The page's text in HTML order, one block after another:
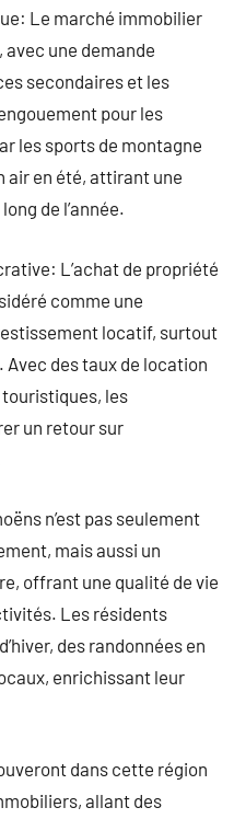
Le marché immobilier
avec une demande
secondaires et les
pour les
les sports de montagne
air en été, attirant une
de l’année.
L’achat de propriété
comme une
locatif, surtout
des taux de location
les
un retour sur
n’est pas seulement
mais aussi un
offrant une qualité de vie
Les résidents
des randonnées en
enrichissant leur
dans cette région
allant des